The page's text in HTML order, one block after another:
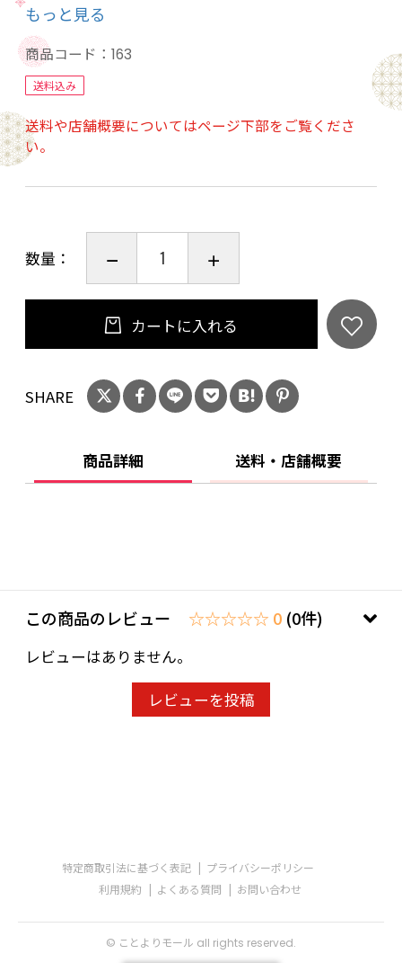
PE土のう がら土のう 土嚢 輸入土のう
※注意 紫外線による劣化の恐れがございます
ので、屋外での保管はお避けください。
もっと見る
商品コード： 163
送料込み
送料や店舗概要についてはページ下部をご覧くださ
い。
数量：
カートに入れる
SHARE
商品詳細 送料・店舗概要
この商品のレビュー ☆☆☆☆☆ 0 (0件)
レビューはありません。
レビューを投稿
特定商取引法に基づく表記
プライバシーポリシー
利用規約
よくある質問 お問い合わせ
© ことよりモール all rights reserved.